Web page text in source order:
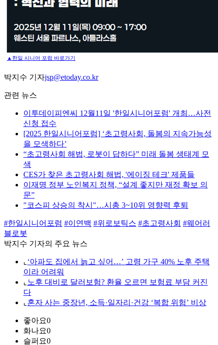
▲한일 시니어 포럼 바로가기
박지수 기자jsp@etoday.co.kr
관련 뉴스
이투데이피엔씨 12월11일 '한일시니어포럼' 개최…사전
신청 접수
[2025 한일시니어포럼] ‘초고령사회, 돌봄의 지속가능성
을 모색하다’
“초고령사회 해법, 로봇이 답하다” 미래 돌봄 생태계 모
색
CES가 찾은 초고령사회 해법, '에이징 테크' 제품들
이재명 정부 노인복지 정책, “설계 좋지만 재정 확보 의
문”
"코스피 상승의 착시"…시총 3~10위 영향력 후퇴
#한일시니어포럼 #이연백 #위로보틱스 #초고령사회 #웨어러
블로봇
박지수 기자의 주요 뉴스
⌞ ‘아파도 집에서 늙고 싶어…’ 고령 가구 40% 노후 주택
이라 어려워
⌞ 노후 대비로 달러보험? 환율 오르면 보험료 부담 커진
다
⌞ 혼자 사는 중장년, 소득·일자리·건강 ‘복합 위험’ 비상
좋아요0
화나요0
슬퍼요0